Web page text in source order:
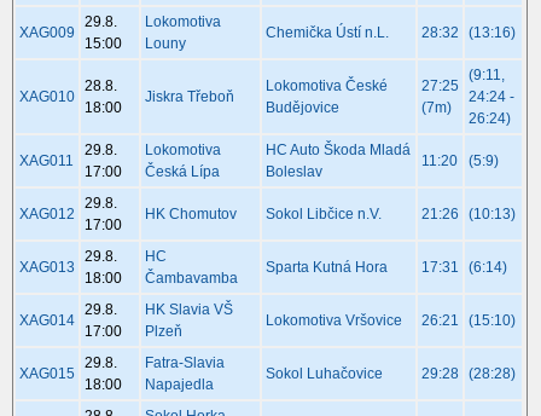
XAG009
29.8.
15:00
Lokomotiva
Louny
Chemička Ústí n.L. 28:32 (13:16)
XAG010
28.8.
18:00
Jiskra Třeboň
Lokomotiva České
Budějovice
27:25
(7m)
(9:11,
24:24 -
26:24)
XAG011
29.8.
17:00
Lokomotiva
Česká Lípa
HC Auto Škoda Mladá
Boleslav
11:20 (5:9)
XAG012
29.8.
17:00
HK Chomutov Sokol Libčice n.V. 21:26 (10:13)
XAG013
29.8.
18:00
HC
Čambavamba
Sparta Kutná Hora 17:31 (6:14)
XAG014
29.8.
17:00
HK Slavia VŠ
Plzeň
Lokomotiva Vršovice 26:21 (15:10)
XAG015
29.8.
18:00
Fatra-Slavia
Napajedla
Sokol Luhačovice 29:28 (28:28)